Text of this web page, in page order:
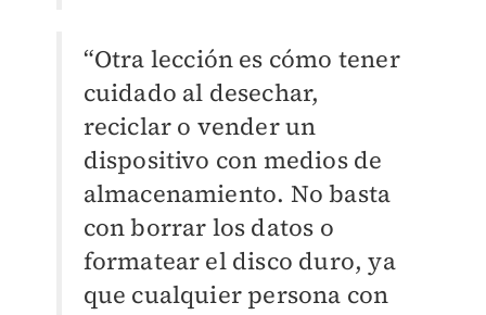
“Otra lección es cómo tener
cuidado al desechar,
reciclar o vender un
dispositivo con medios de
almacenamiento. No basta
con borrar los datos o
formatear el disco duro, ya
que cualquier persona con